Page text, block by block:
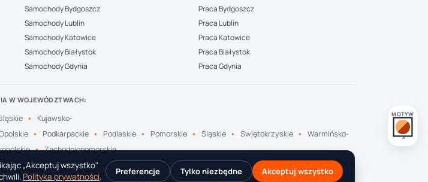
MOTYW
Samochody Bydgoszcz
Samochody Lublin
Samochody Katowice
Samochody Białystok
Samochody Gdynia
Praca Bydgoszcz
Praca Lublin
Praca Katowice
Praca Białystok
Praca Gdynia
W WOJEWÓDZTWACH:
Kujawsko-
Podkarpackie Podlaskie Pomorskie Śląskie Świętokrzyskie
Warmińsko-
Zachodniopomorskie
„Akceptuj wszystko"
Polityka prywatności. Preferencje Tylko niezbędne Akceptuj wszystko